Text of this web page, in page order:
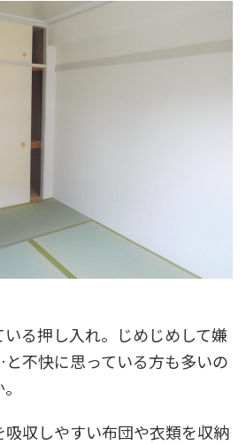
る押し入れ。じめじめして嫌
不快に思っている方も多いの
収しやすい布団や衣類を収納